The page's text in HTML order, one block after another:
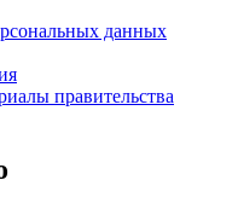
данных
правительства